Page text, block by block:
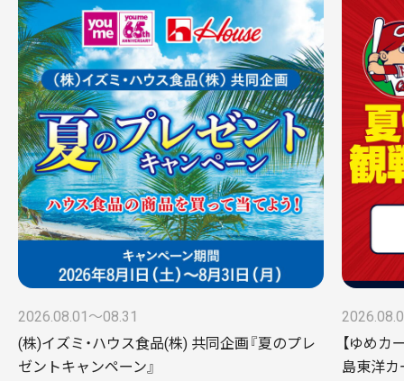
2026.08.01〜08.31
(株)イズミ・ハウス食品(株) 共同企画『夏のプレ
ゼントキャンペーン』
【ゆめカ
島東洋カ